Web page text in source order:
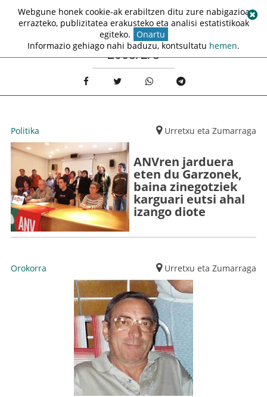
2008/2/8
Politika Urretxu eta Zumarraga
ANVren jarduera
eten du Garzonek,
baina zinegotziek
karguari eutsi ahal
izango diote
Orokorra Urretxu eta Zumarraga
Webgune honek cookie-ak erabiltzen ditu zure nabigazioa
errazteko, publizitatea erakusteko eta analisi estatistikoak
egiteko. Onartu
Informazio gehiago nahi baduzu, kontsultatu hemen.